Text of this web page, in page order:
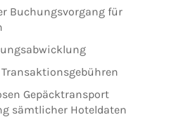
Buchungsvorgang für
Gepäcktransport
sämtlicher Hoteldaten